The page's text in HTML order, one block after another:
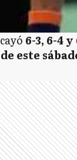
cayó 6-3, 6-4 y
este